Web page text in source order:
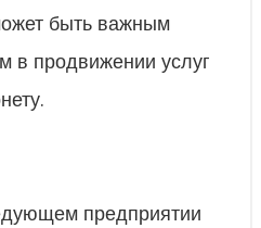
быть важным
в продвижении услуг
предприятии